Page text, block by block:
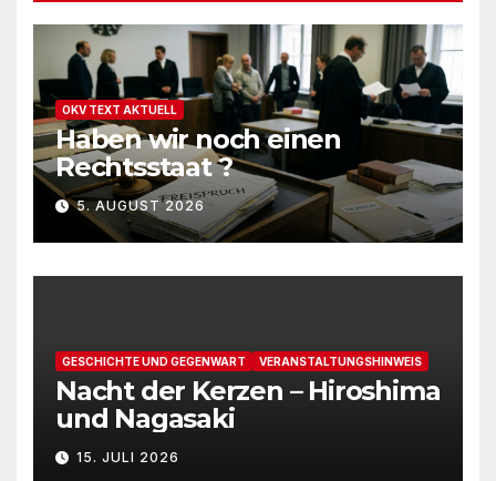
OKV TEXT AKTUELL
Haben wir noch einen
Rechtsstaat ?
5. AUGUST 2026
GESCHICHTE UND GEGENWART VERANSTALTUNGSHINWEIS
Nacht der Kerzen – Hiroshima
und Nagasaki
15. JULI 2026